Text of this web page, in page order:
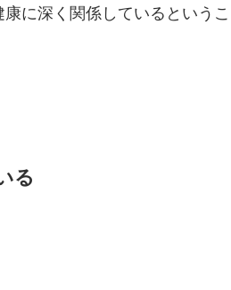
に深く関係しているというこ
る